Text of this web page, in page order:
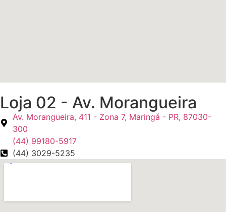
Loja 02 - Av. Morangueira
Av. Morangueira, 411 - Zona 7, Maringá - PR, 87030-
300
(44) 99180-5917
(44) 3029-5235